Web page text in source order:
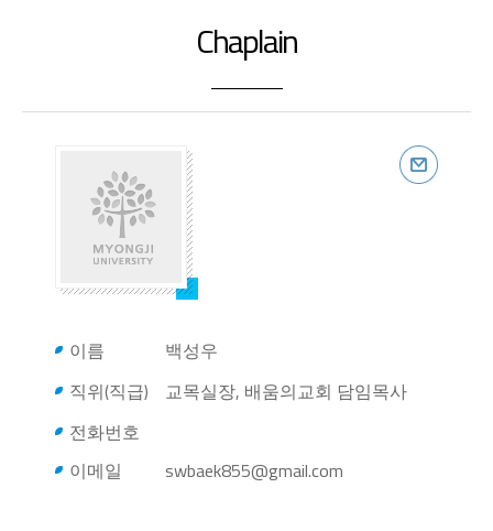
Chaplain
이름
백성우
직위(직급)
교목실장, 배움의교회 담임목사
전화번호
이메일
swbaek855@gmail.com